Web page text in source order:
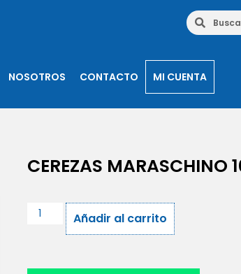
NOSOTROS CONTACTO MI CUENTA
CEREZAS MARASCHINO
Añadir al carrito